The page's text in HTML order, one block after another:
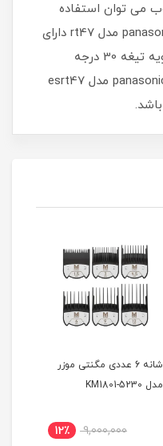
می توان استفاده
کرد.ماشین اصلاح پاناسونیک panasonic مدل rt47 دارای
سری متحرک و مرتب کننده با زاویه تیغه 30 درجه
میباشد.ریش تراش پاناسونیک panasonic مدل esrt47
شانه 6 عددی مگنتی موزر
مدل KM1801-5230
9,000,000 12٪